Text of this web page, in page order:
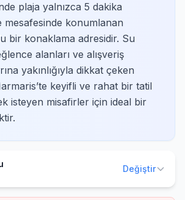
plaja yalnızca 5 dakika
mesafesinde konumlanan
bir konaklama adresidir. Su
alanları ve alışveriş
yakınlığıyla dikkat çeken
keyifli ve rahat bir tatil
isteyen misafirler için ideal bir
Değiştir